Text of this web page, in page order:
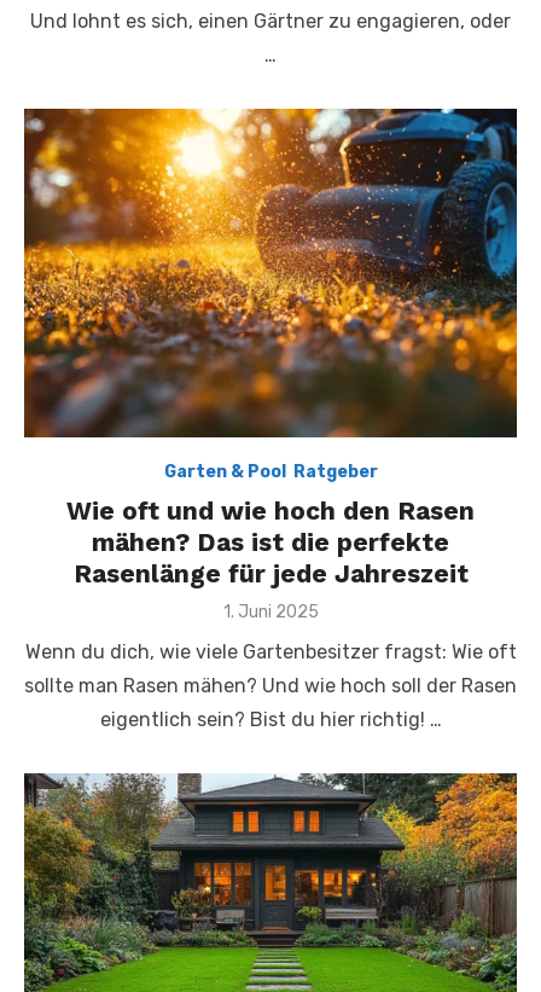
Und lohnt es sich, einen Gärtner zu engagieren, oder
…
Garten & Pool Ratgeber
Wie oft und wie hoch den Rasen
mähen? Das ist die perfekte
Rasenlänge für jede Jahreszeit
Posted
1. Juni 2025
Wenn du dich, wie viele Gartenbesitzer fragst: Wie oft
sollte man Rasen mähen? Und wie hoch soll der Rasen
eigentlich sein? Bist du hier richtig! …